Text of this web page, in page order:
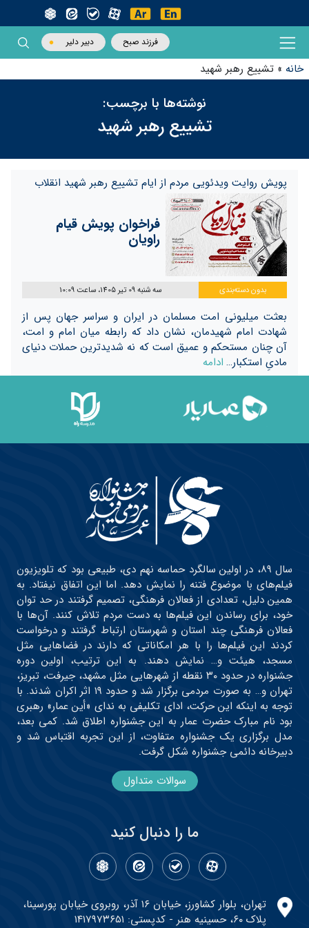
فرزند صبح دبیر دلیر
خانه » تشییع رهبر شهید
نوشته‌ها با برچسب:
تشییع رهبر شهید
پویش روایت ویدئویی مردم از ایام تشییع رهبر شهید انقلاب
فراخوان پویش قیام
راویان
بدون دسته‌بندی سه شنبه 09 تیر 1405، ساعت 10:09
بعثت میلیونی امت مسلمان در ایران و سراسر جهان پس از
شهادت امام شهیدمان، نشان داد که رابطه میان امام و امت،
آن چنان مستحکم و عمیق است که نه شدیدترین حملات دنیای
مادیِ استکبار… ادامه
سال ۸۹، در اولین سالگرد حماسه نهم دی، طبیعی بود که تلویزیون
فیلم‌های با موضوع فتنه را نمایش دهد. اما این اتفاق نیفتاد. به
همین دلیل، تعدادی از فعالان فرهنگی، تصمیم گرفتند در حد توان
خود، برای رساندن این فیلم‌ها به دست مردم تلاش کنند. آن‌ها با
فعالان فرهنگی چند استان و شهرستان ارتباط گرفتند و درخواست
کردند این فیلم‌ها را با هر امکاناتی که دارند در فضاهایی مثل
مسجد، هیئت و… نمایش دهند. به این ترتیب، اولین دوره
جشنواره در حدود ۳۰ نقطه از شهرهایی مثل مشهد، جیرفت، تبریز،
تهران و… به صورت مردمی برگزار شد و حدود ۱۹ اثر اکران شدند. با
توجه به اینکه این حرکت، ادای تکلیفی به ندای «أین عمار» رهبری
بود نام مبارک حضرت عمار به این جشنواره اطلاق شد. کمی بعد،
مدل برگزاری یک جشنواره متفاوت، از این تجربه اقتباس شد و
دبیرخانه دائمی جشنواره شکل گرفت.
سوالات متداول
ما را دنبال کنید
تهران، بلوار کشاورز، خیابان ۱۶ آذر، روبروی خیابان پورسینا،
پلاک ۶۰، حسینیه هنر - کدپستی: ۱۴۱۷۹۷۳۶۵۱